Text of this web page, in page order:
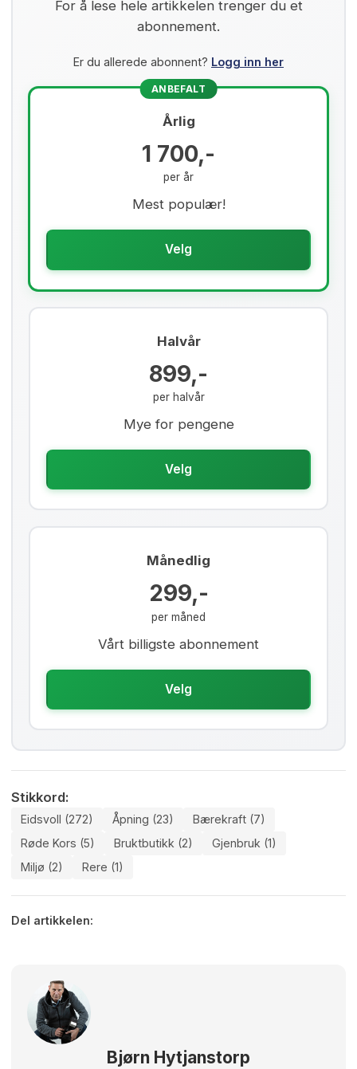
For å lese hele artikkelen trenger du et
abonnement.
Er du allerede abonnent? Logg inn her
ANBEFALT
Årlig
1 700,-
per år
Mest populær!
Velg
Halvår
899,-
per halvår
Mye for pengene
Velg
Månedlig
299,-
per måned
Vårt billigste abonnement
Velg
Stikkord:
Eidsvoll (272) Åpning (23)
Bærekraft (7)
Røde Kors (5)
Bruktbutikk (2)
Gjenbruk (1)
Miljø (2)
Rere (1)
Del artikkelen:
Bjørn Hytjanstorp